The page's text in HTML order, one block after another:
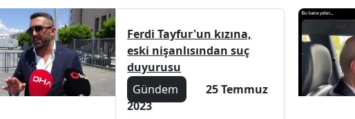
Ferdi Tayfur'un kızına,
eski nişanlısından suç
duyurusu
Gündem
25 Temmuz
2023